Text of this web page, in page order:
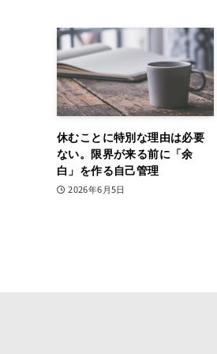
休むことに特別な理由は必要
ない。限界が来る前に「余
白」を作る自己管理
2026年6月5日